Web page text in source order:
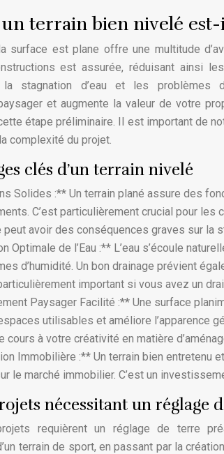
terrain bien nivelé est-
surface est plane offre une multitude
est assurée, réduisant ainsi
stagnation d’eau et les problèmes
et augmente la valeur de votre
étape préliminaire. Il est important de
complexité du projet.
clés d’un terrain nivelé
Solides :** Un terrain plané assure des
C’est particulièrement crucial pour
peut avoir des conséquences graves sur la
Optimale de l’Eau :** L’eau s’écoule
d’humidité. Un bon drainage prévient
important si vous avez un
Paysager Facilité :** Une surface
utilisables et améliore l’apparence
cours à votre créativité en matière
Immobilière :** Un terrain bien entretenu
le marché immobilier. C’est un
nécessitant un réglage
requièrent un réglage de terre
terrain de sport, en passant par la